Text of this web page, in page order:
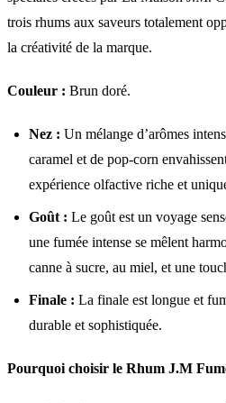
trois rhums aux saveurs totalement
la créativité de la marque.
Couleur : Brun doré.
Nez : Un mélange d’arômes
caramel et de pop-corn
expérience olfactive riche et
Goût : Le goût est un voyage
une fumée intense se mêlent
canne à sucre, au miel, et une
Finale : La finale est longue et
durable et sophistiquée.
Pourquoi choisir le Rhum J.M